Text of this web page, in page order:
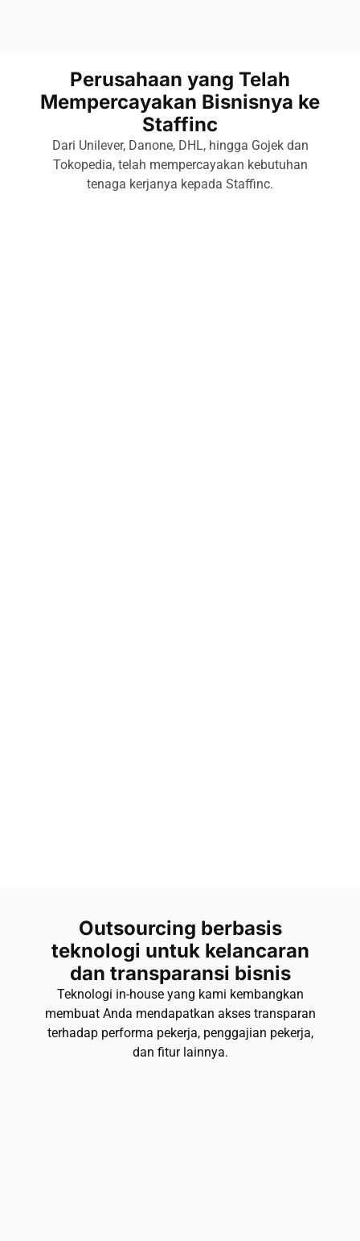
Perusahaan yang Telah
Mempercayakan Bisnisnya ke
Staffinc
Dari Unilever, Danone, DHL, hingga Gojek dan
Tokopedia, telah mempercayakan kebutuhan
tenaga kerjanya kepada Staffinc.
Outsourcing berbasis
teknologi untuk kelancaran
dan transparansi bisnis
Teknologi in-house yang kami kembangkan
membuat Anda mendapatkan akses transparan
terhadap performa pekerja, penggajian pekerja,
dan fitur lainnya.